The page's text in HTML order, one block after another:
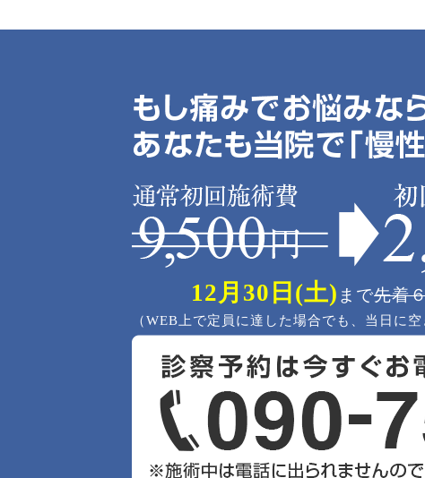
12月30日(土) まで先着
（WEB上で定員に達した場合でも、当日に